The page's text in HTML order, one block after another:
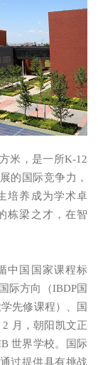
米，是一所K-12
的国际竞争力，
培养成为学术卓
栋梁之才，在智
中国国家课程标
际方向（IBDP国
先修课程）、国
月，朝阳凯文正
世界学校。国际
过提供具有挑战